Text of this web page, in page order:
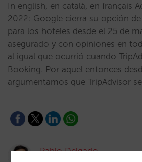
In english, en català, en français
2022: Google cierra su opción
para los hoteles desde el 25 de
asegurado y con opiniones en
al igual que ocurrió cuando
Booking. Por aquel entonces
argumentamos que TripAdvisor
Pablo Delgado